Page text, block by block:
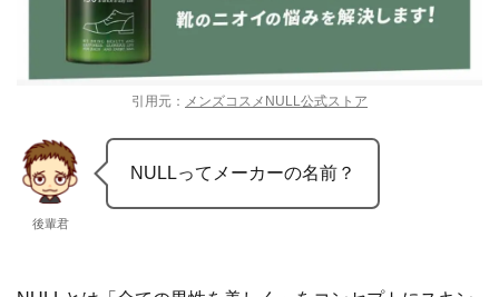
引用元： メンズコスメNULL公式ストア
後輩君
NULLってメーカーの名前？